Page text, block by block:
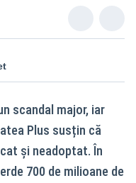
scandal major, iar
Plus susțin că
și neadoptat. În
700 de milioane de